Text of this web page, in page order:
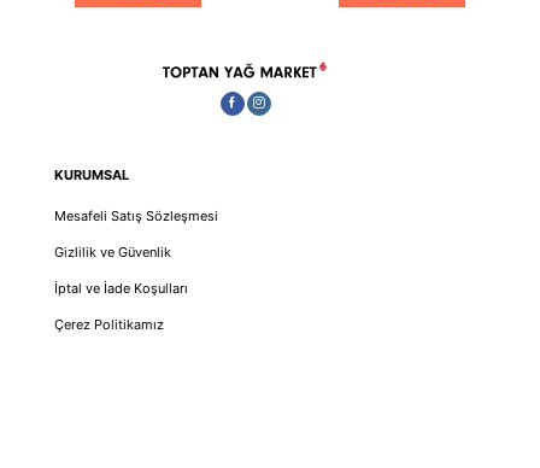
KURUMSAL
Mesafeli Satış Sözleşmesi
Gizlilik ve Güvenlik
İptal ve İade Koşulları
Çerez Politikamız